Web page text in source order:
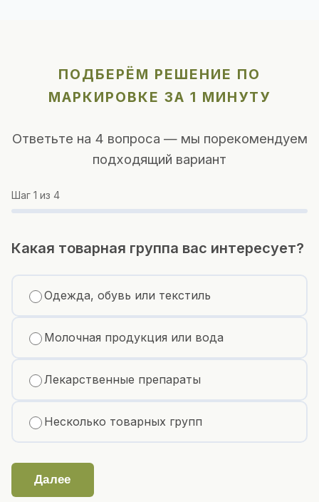
ПОДБЕРЁМ РЕШЕНИЕ ПО
МАРКИРОВКЕ ЗА 1 МИНУТУ
Ответьте на 4 вопроса — мы порекомендуем
подходящий вариант
Шаг 1 из 4
Какая товарная группа вас интересует?
Одежда, обувь или текстиль
Молочная продукция или вода
Лекарственные препараты
Несколько товарных групп
Далее